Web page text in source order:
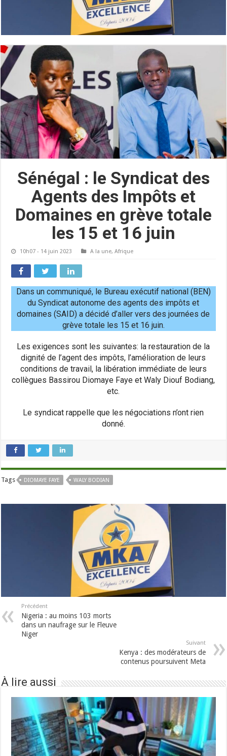
Sénégal : le Syndicat des
Agents des Impôts et
Domaines en grève totale
les 15 et 16 juin
10h07 - 14 juin 2023 A la une,Afrique
Dans un communiqué, le Bureau exécutif national (BEN)
du Syndicat autonome des agents des impôts et
domaines (SAID) a décidé d’aller vers des journées de
grève totale les 15 et 16 juin.
Les exigences sont les suivantes: la restauration de la
dignité de l’agent des impôts, l’amélioration de leurs
conditions de travail, la libération immédiate de leurs
collègues Bassirou Diomaye Faye et Waly Diouf Bodiang,
etc.
Le syndicat rappelle que les négociations n’ont rien
donné.
Tags DIOMAYE FAYE WALY BODIAN
Précédent
Nigeria : au moins 103 morts
dans un naufrage sur le Fleuve
Niger
Suivant
Kenya : des modérateurs de
contenus poursuivent Meta
À lire aussi